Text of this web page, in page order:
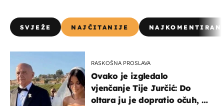
SVJEŽE NAJČITANIJE
RASKOŠNA PROSLAVA
Ovako je izgledalo
vjenčanje Tije Jurčić: Do
oltara ju je dopratio očuh, a